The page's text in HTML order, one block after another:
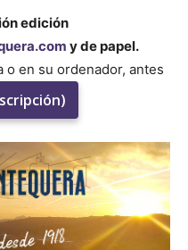
edición
y de papel.
o en su ordenador, antes